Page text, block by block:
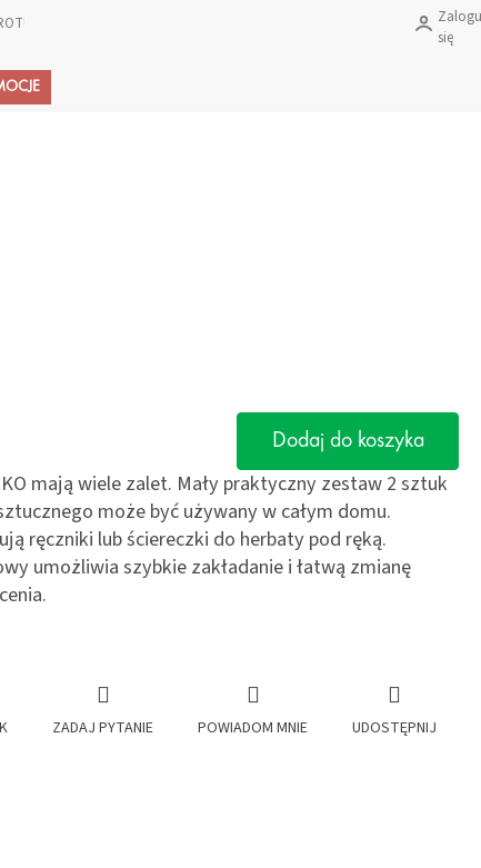
PRODUKTÓW?
się
Dodaj do koszyka
mają wiele zalet. Mały praktyczny zestaw 2 sztuk
może być używany w całym domu.
ręczniki lub ściereczki do herbaty pod ręką.
umożliwia szybkie zakładanie i łatwą zmianę
ZADAJ PYTANIE POWIADOM MNIE UDOSTĘPNIJ